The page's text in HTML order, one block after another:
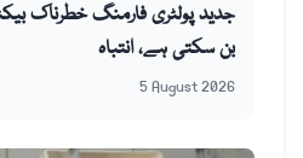
جدید پولٹری فارمنگ خطرناک
بن سکتی ہے، انتباہ
5 August 2026